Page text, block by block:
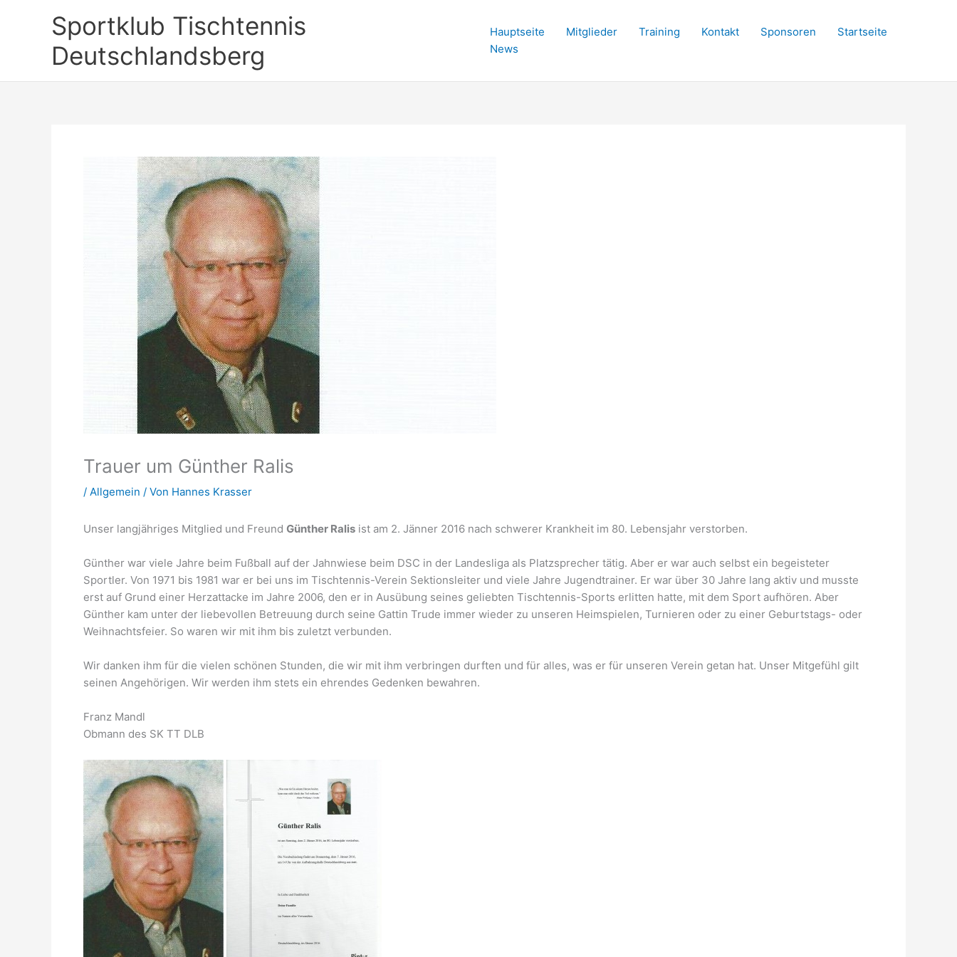
Sportklub Tischtennis
Deutschlandsberg
Hauptseite Mitglieder Training Kontakt Sponsoren
Startseite
News
Trauer um Günther Ralis
/ Allgemein / Von Hannes Krasser
Unser langjähriges Mitglied und Freund Günther Ralis ist am 2. Jänner 2016 nach schwerer Krankheit im 80. Lebensjahr verstorben.
Günther war viele Jahre beim Fußball auf der Jahnwiese beim DSC in der Landesliga als Platzsprecher tätig. Aber er war auch selbst ein begeisteter
Sportler. Von 1971 bis 1981 war er bei uns im Tischtennis-Verein Sektionsleiter und viele Jahre Jugendtrainer. Er war über 30 Jahre lang aktiv und musste
erst auf Grund einer Herzattacke im Jahre 2006, den er in Ausübung seines geliebten Tischtennis-Sports erlitten hatte, mit dem Sport aufhören. Aber
Günther kam unter der liebevollen Betreuung durch seine Gattin Trude immer wieder zu unseren Heimspielen, Turnieren oder zu einer Geburtstags- oder
Weihnachtsfeier. So waren wir mit ihm bis zuletzt verbunden.
Wir danken ihm für die vielen schönen Stunden, die wir mit ihm verbringen durften und für alles, was er für unseren Verein getan hat. Unser Mitgefühl gilt
seinen Angehörigen. Wir werden ihm stets ein ehrendes Gedenken bewahren.
Franz Mandl
Obmann des SK TT DLB